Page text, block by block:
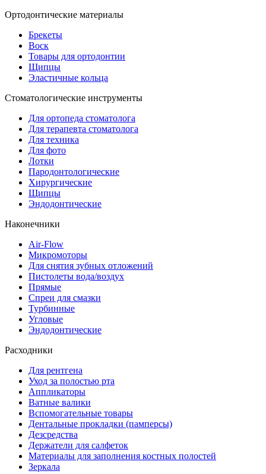
Ортодонтические материалы
Брекеты
Воск
Товары для ортодонтии
Щипцы
Эластичные кольца
Стоматологические инструменты
Для ортопеда стоматолога
Для терапевта стоматолога
Для техника
Для фото
Лотки
Пародонтологические
Хирургические
Щипцы
Эндодонтические
Наконечники
Air-Flow
Микромоторы
Для снятия зубных отложений
Пистолеты вода/воздух
Прямые
Спреи для смазки
Турбинные
Угловые
Эндодонтические
Расходники
Для рентгена
Уход за полостью рта
Аппликаторы
Ватные валики
Вспомогательные товары
Дентальные прокладки (памперсы)
Дезсредства
Держатели для салфеток
Материалы для заполнения костных полостей
Зеркала